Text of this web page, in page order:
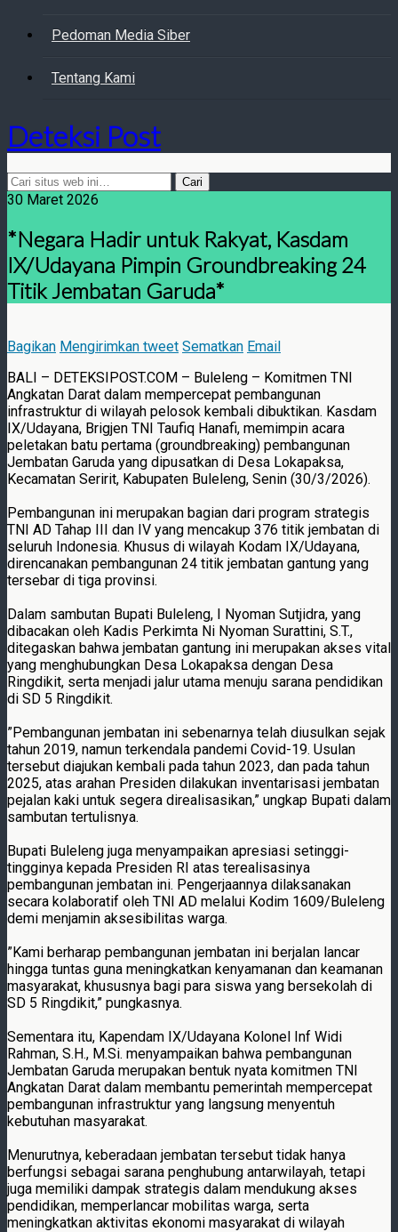
Pedoman Media Siber
Tentang Kami
Deteksi Post
30 Maret 2026
*Negara Hadir untuk Rakyat, Kasdam
IX/Udayana Pimpin Groundbreaking 24
Titik Jembatan Garuda*
Bagikan Mengirimkan tweet Sematkan Email
BALI – DETEKSIPOST.COM – Buleleng – Komitmen TNI
Angkatan Darat dalam mempercepat pembangunan
infrastruktur di wilayah pelosok kembali dibuktikan. Kasdam
IX/Udayana, Brigjen TNI Taufiq Hanafi, memimpin acara
peletakan batu pertama (groundbreaking) pembangunan
Jembatan Garuda yang dipusatkan di Desa Lokapaksa,
Kecamatan Seririt, Kabupaten Buleleng, Senin (30/3/2026).
Pembangunan ini merupakan bagian dari program strategis
TNI AD Tahap III dan IV yang mencakup 376 titik jembatan di
seluruh Indonesia. Khusus di wilayah Kodam IX/Udayana,
direncanakan pembangunan 24 titik jembatan gantung yang
tersebar di tiga provinsi.
Dalam sambutan Bupati Buleleng, I Nyoman Sutjidra, yang
dibacakan oleh Kadis Perkimta Ni Nyoman Surattini, S.T.,
ditegaskan bahwa jembatan gantung ini merupakan akses vital
yang menghubungkan Desa Lokapaksa dengan Desa
Ringdikit, serta menjadi jalur utama menuju sarana pendidikan
di SD 5 Ringdikit.
”Pembangunan jembatan ini sebenarnya telah diusulkan sejak
tahun 2019, namun terkendala pandemi Covid-19. Usulan
tersebut diajukan kembali pada tahun 2023, dan pada tahun
2025, atas arahan Presiden dilakukan inventarisasi jembatan
pejalan kaki untuk segera direalisasikan,” ungkap Bupati dalam
sambutan tertulisnya.
Bupati Buleleng juga menyampaikan apresiasi setinggi-
tingginya kepada Presiden RI atas terealisasinya
pembangunan jembatan ini. Pengerjaannya dilaksanakan
secara kolaboratif oleh TNI AD melalui Kodim 1609/Buleleng
demi menjamin aksesibilitas warga.
”Kami berharap pembangunan jembatan ini berjalan lancar
hingga tuntas guna meningkatkan kenyamanan dan keamanan
masyarakat, khususnya bagi para siswa yang bersekolah di
SD 5 Ringdikit,” pungkasnya.
Sementara itu, Kapendam IX/Udayana Kolonel Inf Widi
Rahman, S.H., M.Si. menyampaikan bahwa pembangunan
Jembatan Garuda merupakan bentuk nyata komitmen TNI
Angkatan Darat dalam membantu pemerintah mempercepat
pembangunan infrastruktur yang langsung menyentuh
kebutuhan masyarakat.
Menurutnya, keberadaan jembatan tersebut tidak hanya
berfungsi sebagai sarana penghubung antarwilayah, tetapi
juga memiliki dampak strategis dalam mendukung akses
pendidikan, memperlancar mobilitas warga, serta
meningkatkan aktivitas ekonomi masyarakat di wilayah